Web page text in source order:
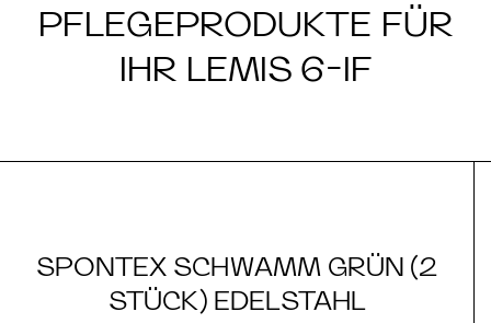
PFLEGEPRODUKTE FÜR
IHR LEMIS 6-IF
SPONTEX SCHWAMM GRÜN (2
STÜCK) EDELSTAHL